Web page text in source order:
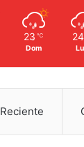
23 ℃
Dom
24
Reciente